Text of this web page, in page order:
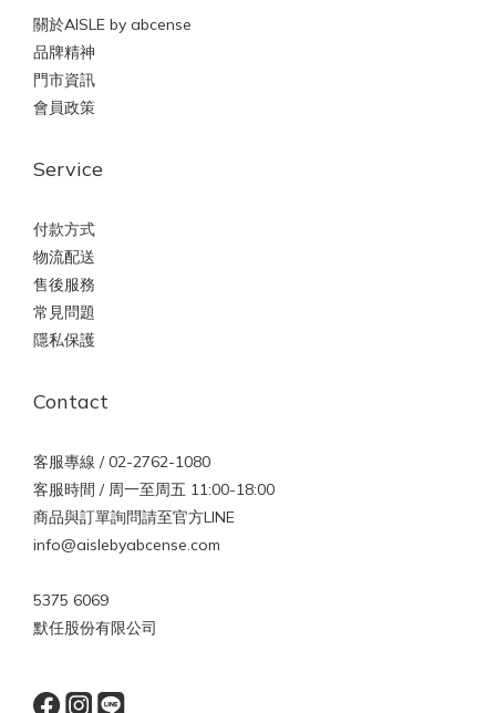
關於AISLE by abcense
品牌精神
門市資訊
會員政策
Service
付款方式
物流配送
售後服務
常見問題
隱私保護
Contact
客服專線 / 02-2762-1080
客服時間 / 周一至周五 11:00-18:00
商品與訂單詢問請至官方LINE
info@aislebyabcense.com
5375 6069
默任股份有限公司